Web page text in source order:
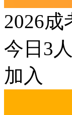
2026
今日 3
加入